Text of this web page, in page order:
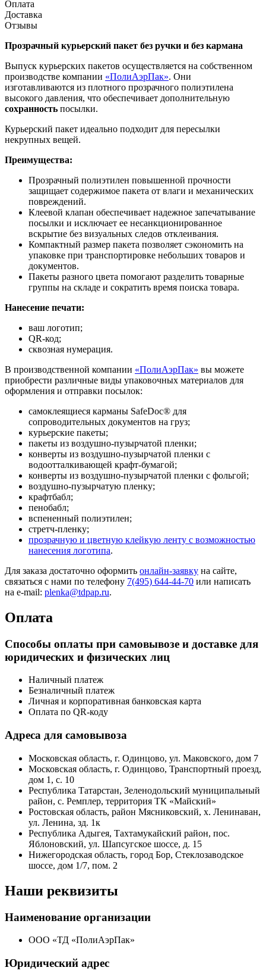
Оплата
Доставка
Отзывы
Прозрачный курьерский пакет без ручки и без кармана
Выпуск курьерских пакетов осуществляется на собственном
производстве компании «ПолиАэрПак». Они
изготавливаются из плотного прозрачного полиэтилена
высокого давления, что обеспечивает дополнительную
сохранность посылки.
Курьерский пакет идеально подходит для пересылки
некрупных вещей.
Преимущества:
Прозрачный полиэтилен повышенной прочности
защищает содержимое пакета от влаги и механических
повреждений.
Клеевой клапан обеспечивает надежное запечатывание
посылки и исключает ее несанкционированное
вскрытие без визуальных следов отклеивания.
Компактный размер пакета позволяет сэкономить на
упаковке при транспортировке небольших товаров и
документов.
Пакеты разного цвета помогают разделить товарные
группы на складе и сократить время поиска товара.
Нанесение печати:
ваш логотип;
QR-код;
сквозная нумерация.
В производственной компании «ПолиАэрПак» вы можете
приобрести различные виды упаковочных материалов для
оформления и отправки посылок:
самоклеящиеся карманы SafeDoc® для
сопроводительных документов на груз;
курьерские пакеты;
пакеты из воздушно-пузырчатой пленки;
конверты из воздушно-пузырчатой пленки с
водоотталкивающей крафт-бумагой;
конверты из воздушно-пузырчатой пленки с фольгой;
воздушно-пузырчатую пленку;
крафтбабл;
пенобабл;
вспененный полиэтилен;
стретч-пленку;
прозрачную и цветную клейкую ленту с возможностью
нанесения логотипа.
Для заказа достаточно оформить онлайн-заявку на сайте,
связаться с нами по телефону 7(495) 644-44-70 или написать
на e-mail: plenka@tdpap.ru.
Оплата
Способы оплаты при самовывозе и доставке для
юридических и физических лиц
Наличный платеж
Безналичный платеж
Личная и корпоративная банковская карта
Оплата по QR-коду
Адреса для самовывоза
Московская область, г. Одинцово, ул. Маковского, дом 7
Московская область, г. Одинцово, Транспортный проезд,
дом 1, с. 10
Республика Татарстан, Зеленодольский муниципальный
район, с. Ремплер, территория ТК «Майский»
Ростовская область, район Мясниковский, х. Ленинаван,
ул. Ленина, зд. 1к
Республика Адыгея, Тахтамукайский район, пос.
Яблоновский, ул. Шапсугское шоссе, д. 15
Нижегородская область, город Бор, Стеклозаводское
шоссе, дом 1/7, пом. 2
Наши реквизиты
Наименование организации
ООО «ТД «ПолиАэрПак»
Юридический адрес